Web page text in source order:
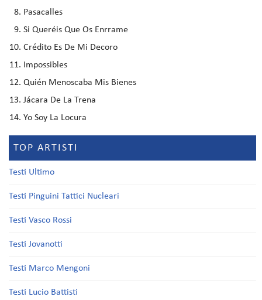
Pasacalles
Si Queréis Que Os Enrrame
Crédito Es De Mi Decoro
Impossibles
Quién Menoscaba Mis Bienes
Jácara De La Trena
Yo Soy La Locura
TOP ARTISTI
Testi Ultimo
Testi Pinguini Tattici Nucleari
Testi Vasco Rossi
Testi Jovanotti
Testi Marco Mengoni
Testi Lucio Battisti